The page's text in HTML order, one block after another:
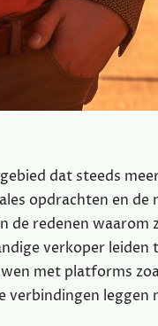
dat steeds
opdrachten en de
de redenen waarom
verkoper
met platforms
verbindingen leggen